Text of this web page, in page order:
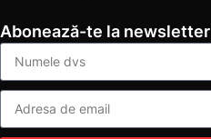
Abonează-te la newsletter